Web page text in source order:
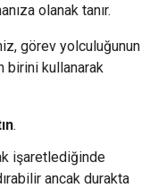
olanak tanır.
görev yolculuğunun
birini kullanarak
.
işaretlediğinde
ancak durakta